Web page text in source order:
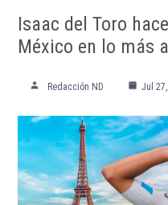
Isaac del Toro
México en lo más
Redacción ND Jul